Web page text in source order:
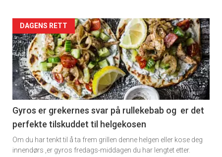
Forsiden
akkurat
nå
-
6
DAGENS RETT
Gyros er grekernes svar på rullekebab og er det
perfekte tilskuddet til helgekosen
Om du har tenkt til å ta frem grillen denne helgen eller kose deg
innendørs ,er gyros fredags-middagen du har lengtet etter.